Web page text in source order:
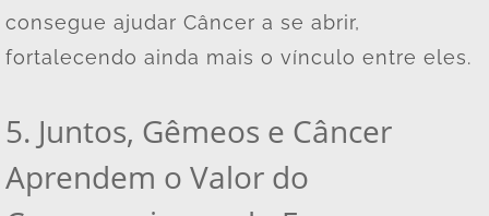
consegue ajudar Câncer a se abrir,
fortalecendo ainda mais o vínculo entre eles.
5. Juntos, Gêmeos e Câncer
Aprendem o Valor do